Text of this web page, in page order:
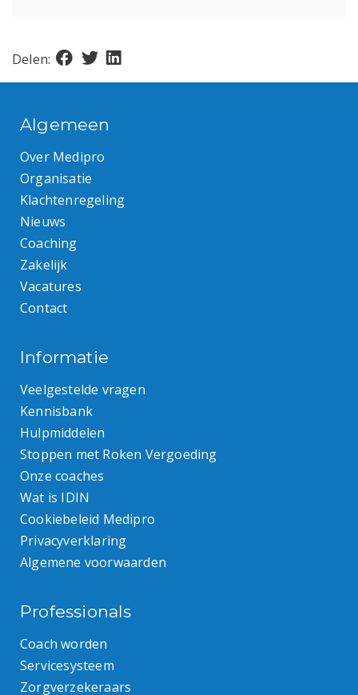
Delen:
Algemeen
Over Medipro
Organisatie
Klachtenregeling
Nieuws
Coaching
Zakelijk
Vacatures
Contact
Informatie
Veelgestelde vragen
Kennisbank
Hulpmiddelen
Stoppen met Roken Vergoeding
Onze coaches
Wat is IDIN
Cookiebeleid Medipro
Privacyverklaring
Algemene voorwaarden
Professionals
Coach worden
Servicesysteem
Zorgverzekeraars